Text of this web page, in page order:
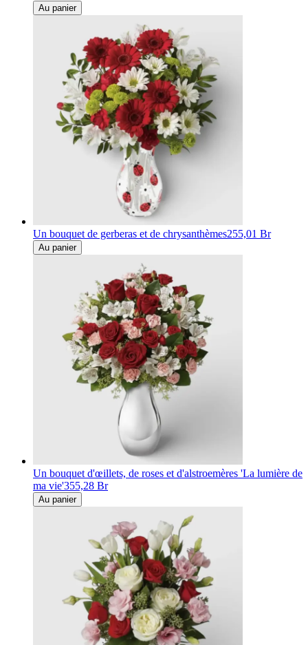
Au panier
Un bouquet de gerberas et de chrysanthèmes255,01 Br
Au panier
Un bouquet d'œillets, de roses et d'alstroemères 'La lumière de
ma vie'355,28 Br
Au panier